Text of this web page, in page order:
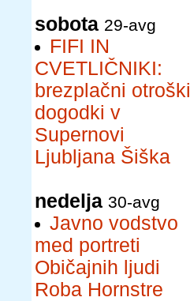
sobota 29-avg
FIFI IN
CVETLIČNIKI:
brezplačni otroški
dogodki v
Supernovi
Ljubljana Šiška
nedelja 30-avg
Javno vodstvo
med portreti
Običajnih ljudi
Roba Hornstre